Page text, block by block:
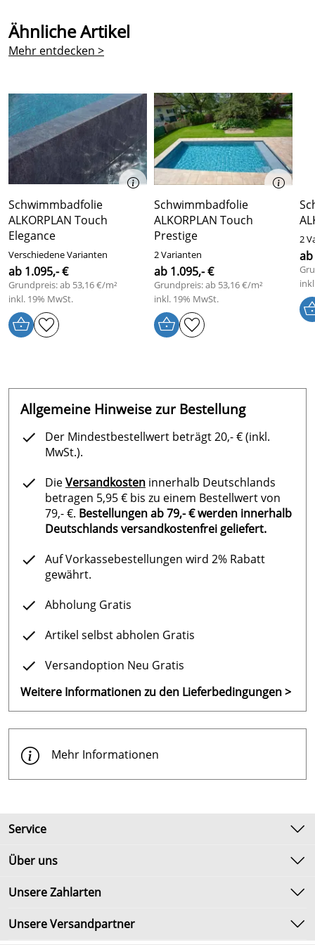
Ähnliche Artikel
Mehr entdecken >
Schwimmbadfolie
ALKORPLAN Touch
Elegance
Verschiedene Varianten
ab 1.095,- €
Grundpreis: ab 53,16 €/m²
inkl. 19% MwSt.
Schwimmbadfolie
ALKORPLAN Touch
Prestige
2 Varianten
ab 1.095,- €
Grundpreis: ab 53,16 €/m²
inkl. 19% MwSt.
2
ab
Allgemeine Hinweise zur Bestellung
Der Mindestbestellwert beträgt 20,- € (inkl.
MwSt.).
DieVersandkosten innerhalb Deutschlands
betragen 5,95 € bis zu einem Bestellwert von
79,- €. Bestellungen ab 79,- € werden innerhalb
Deutschlands versandkostenfrei geliefert.
Auf Vorkassebestellungen wird 2% Rabatt
gewährt.
Abholung Gratis
Artikel selbst abholen Gratis
Versandoption Neu Gratis
Weitere Informationen zu den Lieferbedingungen >
Mehr Informationen
Service
Kontakt
Umtausch & Rückgabe
Lieferbedingungen
Über uns
Unsere Bestseller
Neu
Unsere Zahlarten
Unsere Versandpartner